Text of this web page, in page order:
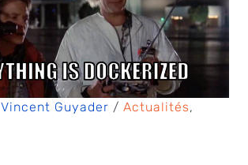
Vincent Guyader / Actualités,